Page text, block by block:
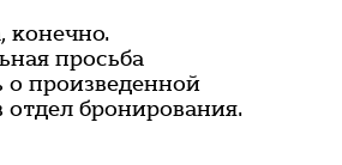
конечно.
просьба
произведенной
отдел бронирования.